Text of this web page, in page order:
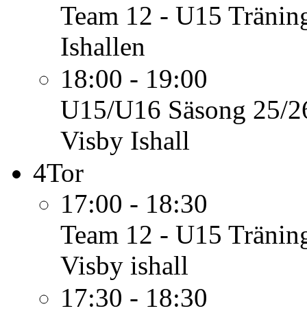
Team 12 - U15
Ishallen
18:00 - 19:00
U15/U16 Säsong 25/
Visby Ishall
4Tor
17:00 - 18:30
Team 12 - U15
Visby ishall
17:30 - 18:30